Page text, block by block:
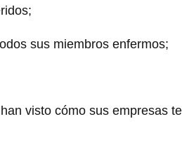
sus miembros enfermos;
visto cómo sus empresas